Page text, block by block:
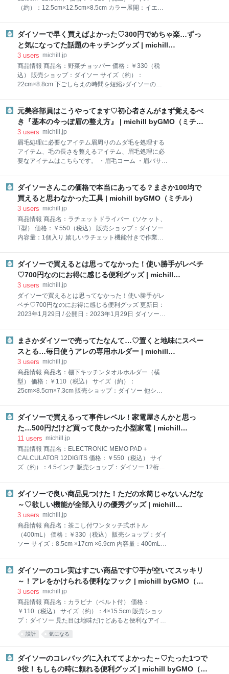
ータイプ。片方はめくれるようになっています。 吊る
したいアイテムと、面ファスナーが直接触れにくくて
にも◎ 「カラビナストラップ（三角カン面ファスナ
ー）」は、手で持つと邪魔になりがちな脱いだ手袋や
帽子な
（約）：12.5cm×12.5cm×8.5cm カラー展開：イエロ
使って栽培にチャレンジしてみた！ かいわれ大根や豆
苗、ブロッコリースプラウトなど、ご家庭で栽培して
いる方も多い新芽野菜。 適当な容器と水さえあればぐ
んぐん育つので、筆者も何度か挑戦したことがあるの
ですが、これが案外難しいんです…。 発芽するまでの
種の管理が面倒だったり、いざ発芽しても真っ直ぐに
容器』なるものを発見！ 失敗続きの筆者でもこれなら
上手に育てられるかも…！と思い、さっそく購入して
きました！ 種は別売りなので別途購入しておき
ダイソーで早く買えばよかった♡300円でめちゃ楽…ずっ
と気になってた話題のキッチングッズ | michill
byGMO（ミチル）
3 users michill.jp
商品情報 商品名：野菜チョッパー 価格：￥330（税
込） 販売ショップ：ダイソー サイズ（約）：
22cm×8.8cm 下ごしらえの時間を短縮♪ダイソーの
に細かくカットできる便利なキッチングッズです。 野
菜チョッパーのパーツはハンドル、V字型カッター、
フレーム、ケース、底フタの5種類。 細かいパーツが
あるため洗う時はブラシがあると便利です！分解でき
るので綺麗に洗えてGOOD◎ パーツをセットしてみる
とこんな感じになります。底フタは外してまな板の上
♡ 均一＆スピーディーに刻める便利なキッチングッズ
『野菜チョッパー』の使い方はとっても簡単です♪まず
食材を小さく切り、野菜を底フタに入れます。 本体と
底フ
元美容部員はこうやってます♡初心者さんがまず覚えるべ
き『基本の今っぽ眉の整え方』 | michill byGMO（ミチ
ル）
3 users michill.jp
眉毛処理に必要なアイテム眉周りのムダ毛を処理する
アイテム、毛の長さを整えるアイテム、眉毛処理に必
要なアイテムはこちらです。 ・眉毛コーム ・眉バサミ
るのは難しいと思うので、段階を踏んで少しずつ丁寧
に整えていきましょう。 まずは理想の眉を描くバラン
スがいいとされる眉毛をつくるには、眉頭・眉山・眉
尻の適正位置を知ることが大事なんです。 眉頭は小鼻
の真上、眉山は黒目終わり〜目尻の間、眉尻は口角と
目尻を結んだ延長線上にくるように整えれば綺麗な眉
きってしまっています。眉山、眉尻の位置が曖昧で垢
抜けない印象です。 こちらの眉毛を整えるために、ま
ずは眉頭、眉山、眉尻の適正位置に印を描いていきま
す。
ダイソーさんこの価格で本当にあってる？まさか100均で
買えると思わなかった工具 | michill byGMO（ミチル）
3 users michill.jp
商品情報 商品名：ラチェットドライバー（ソケット、
T型） 価格：￥550（税込） 販売ショップ：ダイソー
内容量：1個入り 嬉しいラチェット機能付きで作業効
ドライバー（ソケット、T型）』をご紹介します。 普
通のドライバーやレンチは360度回転させる必要があ
るため、ハンドルを持ち替えたり、先端を差し替えた
りする必要がありますよね。 一方『ラチェットドライ
バー（ソケット、T型）』は、先端とハンドルが独立
して動き、一方向の動きのみを伝えてくれます。その
これならさまざまなサイズのネジに対応できますね♪
プラスチックのケースに入っているので、ソケットや
ビットはサイズごとに見やすく収納できて、細かいパ
ー
ダイソーで買えるとは思ってなかった！使い勝手がレベチ
♡700円なのにお得に感じる便利グッズ | michill
byGMO（ミチル）
3 users michill.jp
ダイソーで買えるとは思ってなかった！使い勝手がレ
ベチ♡700円なのにお得に感じる便利グッズ 更新日：
2023年1月29日 / 公開日：2023年1月29日 ダイソーで
タン搭載なので、シャワー中にわざわざ水栓をとめる
手間がかかりません。3段階モードで心地良い水圧に
調節でき、簡単に自宅のシャワーに取り付けられるの
も魅力的。快適なシャワータイムが楽しめますよ～♡
商品情報 商品名：シャワーヘッド WH 価格：
￥770（税込） サイズ（約）：本体 80mm×240mm 販
購入した「シャワーヘッド WH」。 手元で操作ができ
るシャワーヘッドが欲しいと思っていた筆者ですが、
まさかダイソーで買えるとは思ってお
まさかダイソーで売ってたなんて…♡置くと地味にスペー
スとる…毎日使うアレの専用ホルダー | michill
byGMO（ミチル）
3 users michill.jp
商品情報 商品名：棚下キッチンタオルホルダー（横
型） 価格：￥110（税込） サイズ（約）：
25cm×8.5cm×7.3cm 販売ショップ：ダイソー 他ショ
ご紹介するのは、ダイソーで見つけた「棚下キッチン
タオルホルダー（横型）」。 料理やキッチンの掃除な
どで大活躍するキッチンペーパー。なんだかんだ使う
頻度が多いものの、キッチンに直に置くと地味にスペ
ースをとりますよね… でも、ダイソーの「棚下キッチ
ンタオルホルダー（横型）」を棚にかけて使うこと
つくりもしっかりしているのでチープな印象が全然あ
りません。他ショップでは似たような形のグッズが数
千円で売っていたので、まさかダイソーで出会えるの
は思ってもみな
ダイソーで買えるって事件レベル！家電屋さんかと思っ
た…500円だけど買って良かった小型家電 | michill
byGMO（ミチル）
11 users michill.jp
商品情報 商品名：ELECTRONIC MEMO PAD＋
CALCULATOR 12DIGITS 価格：￥550（税込） サイ
ズ（約）：4.5インチ 販売ショップ：ダイソー 12桁の
の12桁の電卓。12桁の電卓はダイソーで購入すると
330円（税込）なのですが、こちらは550円（税込）と
ちょっとお高めです…。 一体何が違うの…？さっそく
チェックしていきましょう♪ 電子メモパッド付だから
すぐにメモができる！ダイソーの『ELECTRONIC
MEMO PAD＋ CALCULATOR 12DIGITS』 このアイテ
電子メモパッドがセットになったアイテムなんです！
電卓で計算をし
ダイソーで良い商品見つけた！ただの水筒じゃないんだな
～♡欲しい機能が全部入りの優秀グッズ | michill
byGMO（ミチル）
3 users michill.jp
商品情報 商品名：茶こし付ワンタッチ式ボトル
（400mL） 価格：￥330（税込） 販売ショップ：ダイ
ソー サイズ：8.5cm ×17cm ×6.9cm 内容量：400mL
んです！ 欲しい機能が全部揃っている、クオリティの
高い水筒。 330円（税込）で本当に良いの！？と驚く
レベルです…。早速、ご紹介していきますね！ 見かけ
たら即購入がおすすめ！ダイソーの優秀な水筒 今回ご
紹介する商品は、『茶こし付ワンタッチ式ボトル
（400mL）』。 ワンタッチ式なので、片手で楽に開閉
先端がくちばしのようにとがっているから、普通のド
きすぎず小さすぎずで持ち運びにも便利なちょうど良
いサイズです。 プチプラの水
ダイソーのコレ実はすごい商品です♡手が空いてスッキリ
～！アレをかけられる便利なフック | michill byGMO（ミ
チル）
3 users michill.jp
商品情報 商品名：カラビナ（ベルト付） 価格：
￥110（税込） サイズ（約）：4×15.5cm 販売ショッ
プ：ダイソー 見た目は地味だけどあると便利なアイテ
ムを発見！ 今回ご紹介するのはダイソーで購入した
『カラビナ（ベルト付）』。何の変哲もないパーツに
り、カラビナとバックル付きのベルトがセットになっ
たアイテム。 ベルト自体は長さ調節が可能。もちろん
設計 気になる
ダイソーのコレバッグに入れててよかった～♡たった1つで
9役！もしもの時に頼れる便利グッズ | michill byGMO（ミ